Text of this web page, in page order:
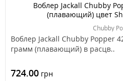
Воблер Jackall Chubby
(плавающий) цвет
Chubby
Воблер Jackall Chubby Popper
грамм (плавающий) в расцв..
724.00 грн